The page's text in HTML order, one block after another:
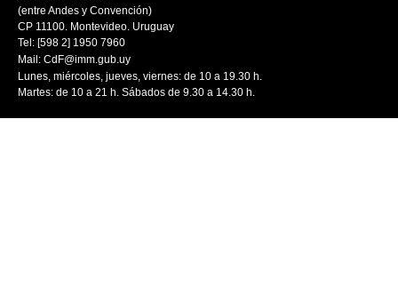
(entre Andes y Convención)
CP 11100. Montevideo. Uruguay
Tel: [598 2] 1950 7960
Mail: CdF@imm.gub.uy
Lunes, miércoles, jueves, viernes: de 10 a 19.30 h.
Martes: de 10 a 21 h. Sábados de 9.30 a 14.30 h.